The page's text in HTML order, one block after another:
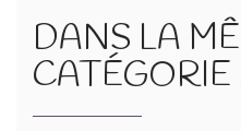
DANS LA
CATÉGORIE